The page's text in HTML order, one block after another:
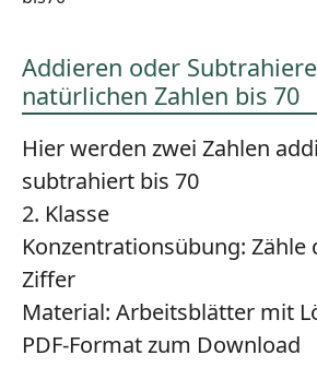
Addieren oder
natürlichen Zahlen bis 70
Hier werden zwei Zahlen
subtrahiert bis 70
2. Klasse
Konzentrationsübung: Zähle
Ziffer
Material: Arbeitsblätter mit
PDF-Format zum Download